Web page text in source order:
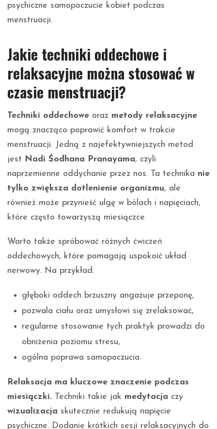
psychiczne samopoczucie kobiet podczas
menstruacji.
Jakie techniki oddechowe i
relaksacyjne można stosować w
czasie menstruacji?
Techniki oddechowe oraz metody relaksacyjne
mogą znacząco poprawić komfort w trakcie
menstruacji. Jedną z najefektywniejszych metod
jest Nadi Śodhana Pranayama, czyli
naprzemienne oddychanie przez nos. Ta technika nie
tylko zwiększa dotlenienie organizmu, ale
również może przynieść ulgę w bólach i napięciach,
które często towarzyszą miesiączce.
Warto także spróbować różnych ćwiczeń
oddechowych, które pomagają uspokoić układ
nerwowy. Na przykład:
głęboki oddech brzuszny angażuje przeponę,
pozwala ciału oraz umysłowi się zrelaksować,
regularne stosowanie tych praktyk prowadzi do
obniżenia poziomu stresu,
ogólna poprawa samopoczucia.
Relaksacja ma kluczowe znaczenie podczas
miesiączki. Techniki takie jak medytacja czy
wizualizacja skutecznie redukują napięcie
psychiczne. Dodanie krótkich sesji relaksacyjnych do